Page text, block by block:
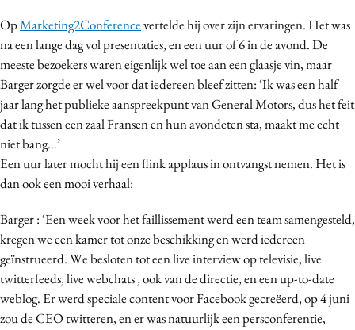
Topics
Artificial Intelligence
Bureaus
Campagnes
Carriere
Contentmarketing
Craft
Data & Insights
Design
Digital transformation
Diversiteit
Effectiviteit
OpMarketing2Conferencevertelde hij over zijn ervaringen. Het was
na een lange dag vol presentaties, en een uur of 6 in de avond. De
meeste bezoekers waren eigenlijk wel toe aan een glaasje vin, maar
Barger zorgde er wel voor dat iedereen bleef zitten: ‘Ik was een half
jaar lang het publieke aanspreekpunt van General Motors, dus het feit
dat ik tussen een zaal Fransen en hun avondeten sta, maakt me echt
niet bang…’
Een uur later mocht hij een flink applaus in ontvangst nemen. Het is
dan ook een mooi verhaal:
Barger : ‘Een week voor het faillissement werd een team samengesteld,
kregen we een kamer tot onze beschikking en werd iedereen
geïnstrueerd. We besloten tot een live interview op televisie, live
twitterfeeds, live webchats , ook van de directie, en een up-to-date
weblog. Er werd speciale content voor Facebook gecreëerd, op 4 juni
zou de CEO twitteren, en er was natuurlijk een persconferentie,